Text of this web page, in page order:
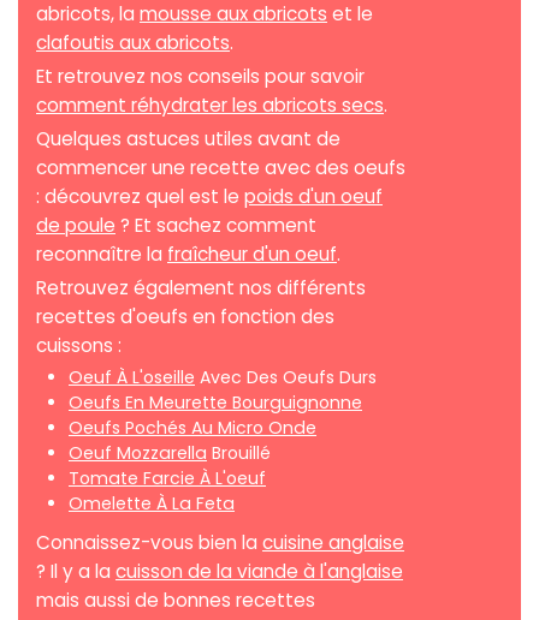
abricots, la mousse aux abricots et le
clafoutis aux abricots.
Et retrouvez nos conseils pour savoir
comment réhydrater les abricots secs.
Quelques astuces utiles avant de
commencer une recette avec des oeufs
: découvrez quel est le poids d'un oeuf
de poule ? Et sachez comment
reconnaître la fraîcheur d'un oeuf.
Retrouvez également nos différents
recettes d'oeufs en fonction des
cuissons :
Oeuf À L'oseille Avec Des Oeufs Durs
Oeufs En Meurette Bourguignonne
Oeufs Pochés Au Micro Onde
Oeuf Mozzarella Brouillé
Tomate Farcie À L'oeuf
Omelette À La Feta
Connaissez-vous bien la cuisine anglaise
? Il y a la cuisson de la viande à l'anglaise
mais aussi de bonnes recettes